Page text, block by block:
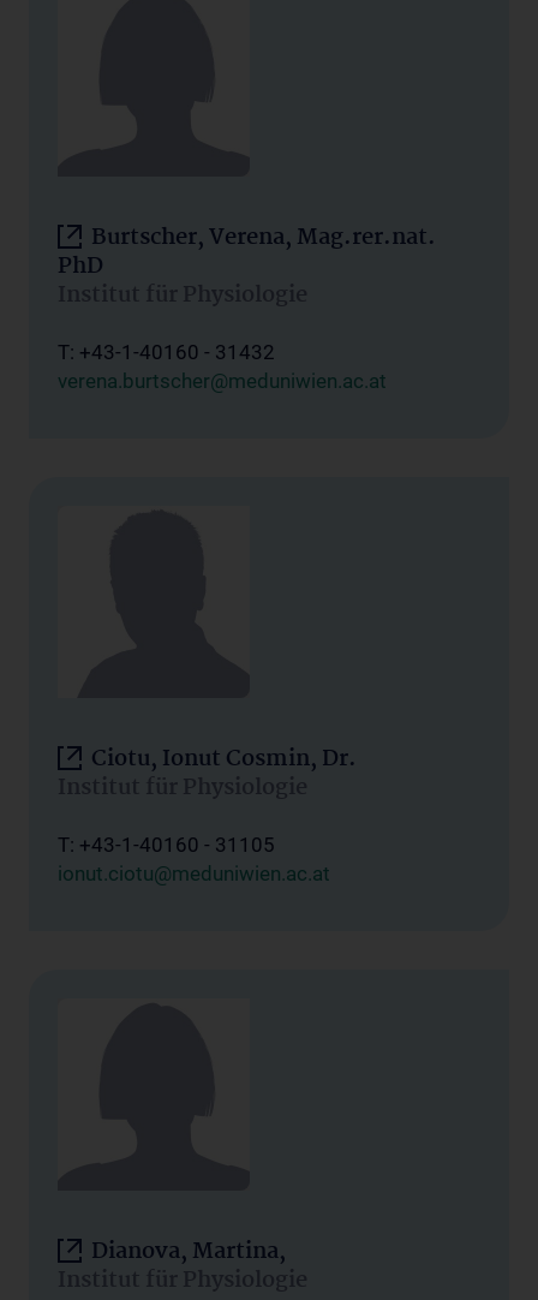
Burtscher, Verena, Mag.rer.nat.
PhD
Institut für Physiologie
T: +43-1-40160 - 31432
verena.burtscher@meduniwien.ac.at
Ciotu, Ionut Cosmin, Dr.
Institut für Physiologie
T: +43-1-40160 - 31105
ionut.ciotu@meduniwien.ac.at
Dianova, Martina,
Institut für Physiologie